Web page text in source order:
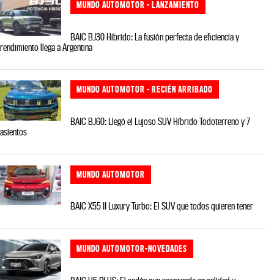
MUNDO AUTOMOTOR - LANZAMIENTO
BAIC BJ30 Híbrido: La fusión perfecta de eficiencia y
rendimiento llega a Argentina
MUNDO AUTOMOTOR - RECIÉN ARRIBADO
BAIC BJ60: Llegó el Lujoso SUV Híbrido Todoterreno y 7
asientos
MUNDO AUTOMOTOR
BAIC X55 II Luxury Turbo: El SUV que todos quieren tener
MUNDO AUTOMOTOR-NOVEDADES